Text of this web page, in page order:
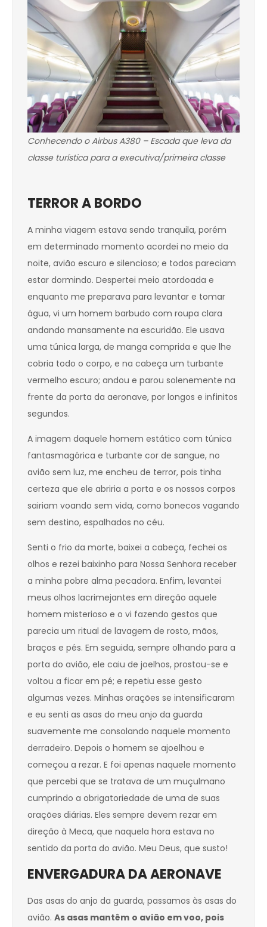
Conhecendo o Airbus A380 – Escada que leva da
classe turística para a executiva/primeira classe
TERROR A BORDO
A minha viagem estava sendo tranquila, porém
em determinado momento acordei no meio da
noite, avião escuro e silencioso; e todos pareciam
estar dormindo. Despertei meio atordoada e
enquanto me preparava para levantar e tomar
água, vi um homem barbudo com roupa clara
andando mansamente na escuridão. Ele usava
uma túnica larga, de manga comprida e que lhe
cobria todo o corpo, e na cabeça um turbante
vermelho escuro; andou e parou solenemente na
frente da porta da aeronave, por longos e infinitos
segundos.
A imagem daquele homem estático com túnica
fantasmagórica e turbante cor de sangue, no
avião sem luz, me encheu de terror, pois tinha
certeza que ele abriria a porta e os nossos corpos
sairiam voando sem vida, como bonecos vagando
sem destino, espalhados no céu.
Senti o frio da morte, baixei a cabeça, fechei os
olhos e rezei baixinho para Nossa Senhora receber
a minha pobre alma pecadora. Enfim, levantei
meus olhos lacrimejantes em direção aquele
homem misterioso e o vi fazendo gestos que
parecia um ritual de lavagem de rosto, mãos,
braços e pés. Em seguida, sempre olhando para a
porta do avião, ele caiu de joelhos, prostou-se e
voltou a ficar em pé; e repetiu esse gesto
algumas vezes. Minhas orações se intensificaram
e eu senti as asas do meu anjo da guarda
suavemente me consolando naquele momento
derradeiro. Depois o homem se ajoelhou e
começou a rezar. E foi apenas naquele momento
que percebi que se tratava de um muçulmano
cumprindo a obrigatoriedade de uma de suas
orações diárias. Eles sempre devem rezar em
direção à Meca, que naquela hora estava no
sentido da porta do avião. Meu Deus, que susto!
ENVERGADURA DA AERONAVE
Das asas do anjo da guarda, passamos às asas do
avião. As asas mantêm o avião em voo, pois